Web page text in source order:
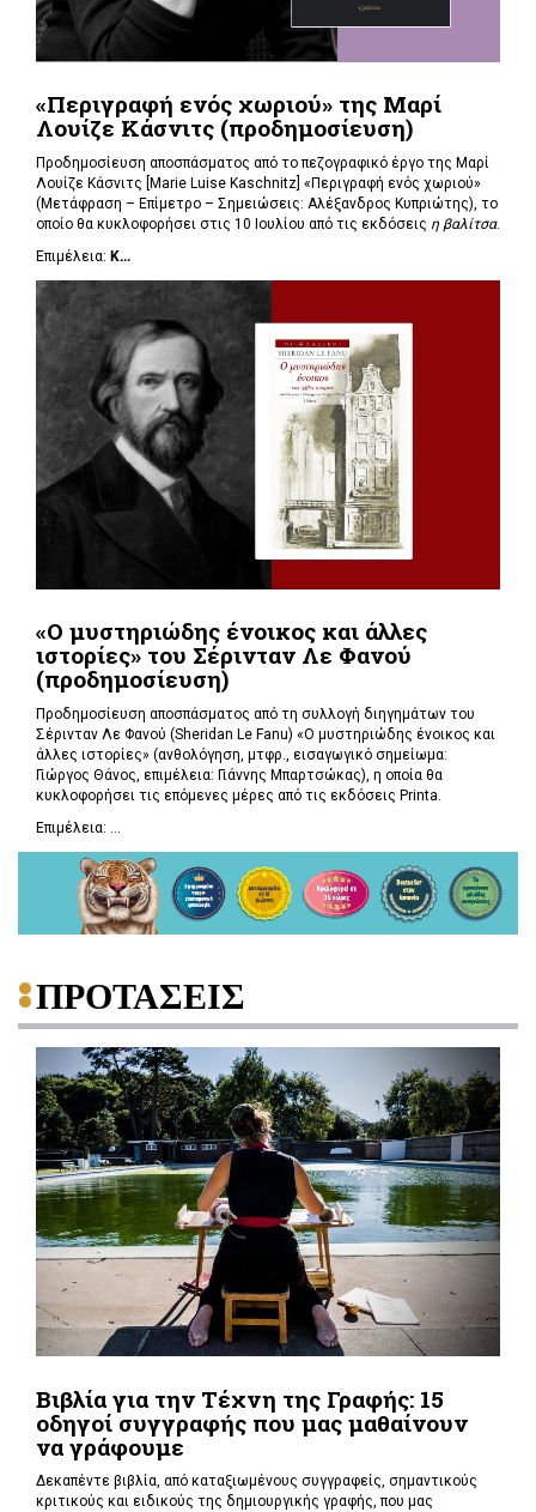
«Περιγραφή ενός χωριού» της Μαρί
Λουίζε Κάσνιτς (προδημοσίευση)
Προδημοσίευση αποσπάσματος από το πεζογραφικό έργο της Μαρί
Λουίζε Κάσνιτς [Marie Luise Kaschnitz] «Περιγραφή ενός χωριού»
(Μετάφραση – Επίμετρο – Σημειώσεις: Αλέξανδρος Κυπριώτης), το
οποίο θα κυκλοφορήσει στις 10 Ιουλίου από τις εκδόσεις η βαλίτσα.
Επιμέλεια: Κ...
«Ο μυστηριώδης ένοικος και άλλες
ιστορίες» του Σέρινταν Λε Φανού
(προδημοσίευση)
Προδημοσίευση αποσπάσματος από τη συλλογή διηγημάτων του
Σέρινταν Λε Φανού (Sheridan Le Fanu) «Ο μυστηριώδης ένοικος και
άλλες ιστορίες» (ανθολόγηση, μτφρ., εισαγωγικό σημείωμα:
Γιώργος Θάνος, επιμέλεια: Γιάννης Μπαρτσώκας), η οποία θα
κυκλοφορήσει τις επόμενες μέρες από τις εκδόσεις Printa.
Επιμέλεια: ...
ΠΡΟΤΑΣΕΙΣ
Βιβλία για την Τέχνη της Γραφής: 15
οδηγοί συγγραφής που μας μαθαίνουν
να γράφουμε
Δεκαπέντε βιβλία, από καταξιωμένους συγγραφείς, σημαντικούς
κριτικούς και ειδικούς της δημιουργικής γραφής, που μας